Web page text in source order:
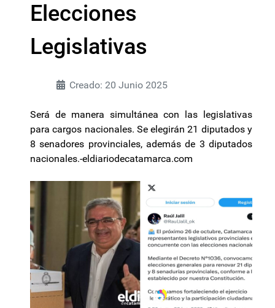
Elecciones
Legislativas
Creado: 20 Junio 2025
Será de manera simultánea con las legislativas
para cargos nacionales. Se elegirán 21 diputados y
8 senadores provinciales, además de 3 diputados
nacionales.-eldiariodecatamarca.com